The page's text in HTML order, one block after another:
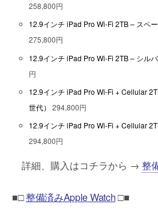
258,800円
12.9インチ iPad Pro Wi-Fi 2TB – スペ
275,800円
12.9インチ iPad Pro Wi-Fi 2TB – シルバ
円
12.9インチ iPad Pro Wi-Fi + Cellular
世代） 294,800円
12.9インチ iPad Pro Wi-Fi + Cellular
294,800円
詳細、購入はコチラから → 整
■□整備済みApple Watch□■